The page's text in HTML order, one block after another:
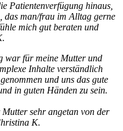
Patientenverfügung hinaus,
das man/frau im Alltag gerne
mich gut beraten und
war für meine Mutter und
Inhalte verständlich
und uns das gute
in guten Händen zu sein.
sehr angetan von der
K.